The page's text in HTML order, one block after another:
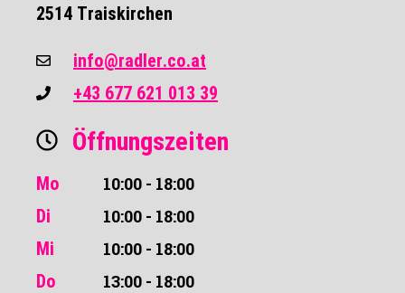
2514 Traiskirchen
info@radler.co.at
+43 677 621 013 39
Öffnungszeiten
Mo
10:00 - 18:00
Di
10:00 - 18:00
Mi
10:00 - 18:00
Do
13:00 - 18:00